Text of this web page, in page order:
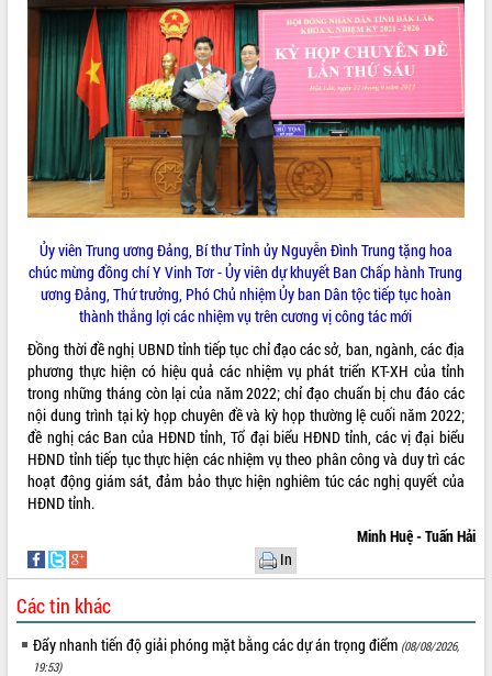
Thứ trưởng Bộ Y tế làm việc với tỉnh
Đắk Lắk về phát triển nhân lực y tế
cho trạm y tế cấp xã
Du lịch Đắk Lắk nâng tầm trải nghiệm
du khách thông qua Hệ thống cơ sở dữ
liệu và Bản đồ số
Tập huấn ứng dụng trí tuệ nhân tạo (AI)
trong thương mại điện tử năm 2026
Đoàn đại biểu Quốc hội tỉnh Đắk Lắk
nhất, Quốc hội khóa XVI
Quyết liệt cải cách hành chính, khơi
thông nguồn lực phát triển
Nâng cao hiệu lực, hiệu quả HĐND
tỉnh thông qua hiện đại hóa hành chính
Xã Ea Phê gắn cải cách hành chính với
chuyển đổi số
Phó Chủ tịch Thường trực UBND tỉnh
Hồ Thị Nguyên Thảo làm việc tại Trung
tâm Phục vụ hành chính công xã Ea
Phê
Giai đoạn 2026-2030, Đắk Lắk phấn
mới
Chuyển đổi số 'mở đường' cho nông
nghiệp Đắk Lắk tăng trưởng bứt phá
Ủy viên Trung ương Đảng, Bí thư Tỉnh ủy Nguyễn Đình Trung tặng hoa
chúc mừng đồng chí Y Vinh Tơr - Ủy viên dự khuyết Ban Chấp hành Trung
ương Đảng, Thứ trưởng, Phó Chủ nhiệm Ủy ban Dân tộc tiếp tục hoàn
thành thắng lợi các nhiệm vụ trên cương vị công tác mới
Đồng thời đề nghị UBND tỉnh tiếp tục chỉ đạo các sở, ban, ngành, các địa
phương thực hiện có hiệu quả các nhiệm vụ phát triển KT-XH của tỉnh
trong những tháng còn lại của năm 2022; chỉ đạo chuẩn bị chu đáo các
nội dung trình tại kỳ họp chuyên đề và kỳ họp thường lệ cuối năm 2022;
đề nghị các Ban của HĐND tỉnh, Tổ đại biểu HĐND tỉnh, các vị đại biểu
HĐND tỉnh tiếp tục thực hiện các nhiệm vụ theo phân công và duy trì các
hoạt động giám sát, đảm bảo thực hiện nghiêm túc các nghị quyết của
HĐND tỉnh.
Minh Huệ - Tuấn Hải
In
Các tin khác
Đẩy nhanh tiến độ giải phóng mặt bằng các dự án trọng điểm (08/08/2026,
19:53)